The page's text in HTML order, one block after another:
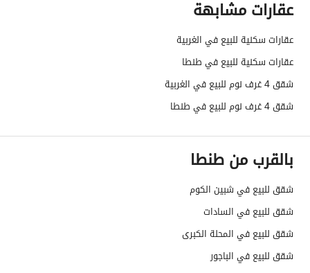
عقارات مشابهة
عقارات سكنية للبيع في الغربية
عقارات سكنية للبيع في طنطا
شقق 4 غرف نوم للبيع في الغربية
شقق 4 غرف نوم للبيع في طنطا
بالقرب من طنطا
شقق للبيع في شبين الكوم
شقق للبيع في السادات
شقق للبيع في المحلة الكبرى
شقق للبيع في الباجور